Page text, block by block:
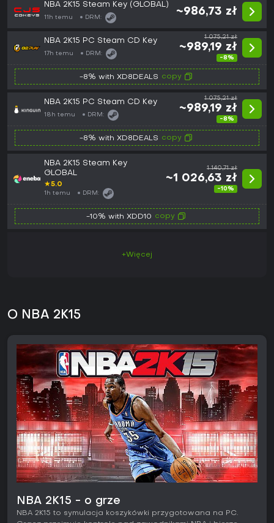
NBA 2K15 Steam Key (GLOBAL)
11h temu DRM:
~986,73 zł
NBA 2K15 PC Steam CD Key
17h temu DRM:
1 075,21 zł
~989,19 zł
-8%
-8% with XD8DEALS copy
NBA 2K15 PC Steam CD Key
18h temu DRM:
1 075,21 zł
~989,19 zł
-8%
-8% with XD8DEALS copy
NBA 2K15 Steam Key
GLOBAL
★5.0
1h temu DRM:
1 140,71 zł
~1 026,63 zł
-10%
-10% with XDD10 copy
+Więcej
O NBA 2K15
NBA 2K15 - o grze
NBA 2K15 to symulacja koszykówki przygotowana na PC.